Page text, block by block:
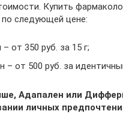
Купить
следующей цене:
от 350 руб. за 15 г;
– от 500 руб. за
Адапален или
личных